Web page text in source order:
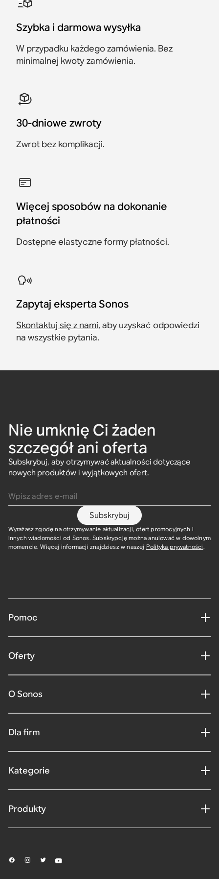
Zaoszczędź 700 zł
Architectural by Sonance
4349 zł
Architectural by Sonance
Głośniki Sonos
4799 zł
Architectural by Sonance
249 zł
Szybka i darmowa wysyłka
W przypadku każdego zamówienia. Bez
minimalnej kwoty zamówienia.
30-dniowe zwroty
Zwrot bez komplikacji.
Więcej sposobów na dokonanie
płatności
Dostępne elastyczne formy płatności.
Zapytaj eksperta Sonos
Skontaktuj się z nami, aby uzyskać odpowiedzi
na wszystkie pytania.
Nie umknię Ci żaden
szczegół ani oferta
Subskrybuj, aby otrzymywać aktualności dotyczące
nowych produktów i wyjątkowych ofert.
Subskrybuj
Wyrażasz zgodę na otrzymywanie aktualizacji, ofert promocyjnych i
innych wiadomości od Sonos. Subskrypcję można anulować w dowolnym
momencie. Więcej informacji znajdziesz w naszej Polityka prywatności .
Pomoc
Oferty
O Sonos
Dla firm
Kategorie
Produkty